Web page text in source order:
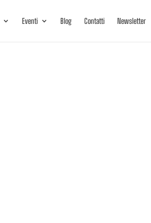
Eventi Blog Contatti Newsletter